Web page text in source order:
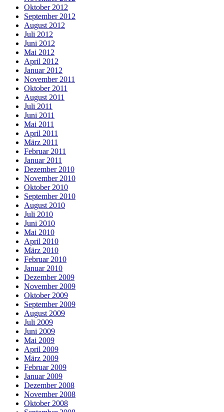
Oktober 2012
September 2012
August 2012
Juli 2012
Juni 2012
Mai 2012
April 2012
Januar 2012
November 2011
Oktober 2011
August 2011
Juli 2011
Juni 2011
Mai 2011
April 2011
März 2011
Februar 2011
Januar 2011
Dezember 2010
November 2010
Oktober 2010
September 2010
August 2010
Juli 2010
Juni 2010
Mai 2010
April 2010
März 2010
Februar 2010
Januar 2010
Dezember 2009
November 2009
Oktober 2009
September 2009
August 2009
Juli 2009
Juni 2009
Mai 2009
April 2009
März 2009
Februar 2009
Januar 2009
Dezember 2008
November 2008
Oktober 2008